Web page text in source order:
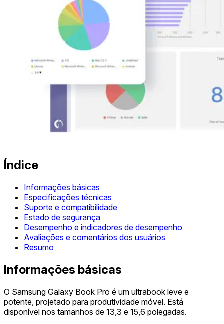
Índice
Informações básicas
Especificações técnicas
Suporte e compatibilidade
Estado de segurança
Desempenho e indicadores de desempenho
Avaliações e comentários dos usuários
Resumo
Informações básicas
O Samsung Galaxy Book Pro é um ultrabook leve e
potente, projetado para produtividade móvel. Está
disponível nos tamanhos de 13,3 e 15,6 polegadas.